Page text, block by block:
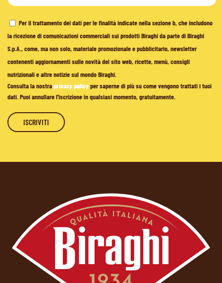
Per il trattamento dei dati per le finalità indicate nella sezione b, che includono
la ricezione di comunicazioni commerciali sui prodotti Biraghi da parte di Biraghi
S.p.A., come, ma non solo, materiale promozionale e pubblicitario, newsletter
contenenti aggiornamenti sulle novità del sito web, ricette, menù, consigli
nutrizionali e altre notizie sul mondo Biraghi.
Consulta la nostraprivacy policyper saperne di più su come vengono trattati i tuoi
dati. Puoi annullare l'iscrizione in qualsiasi momento, gratuitamente.